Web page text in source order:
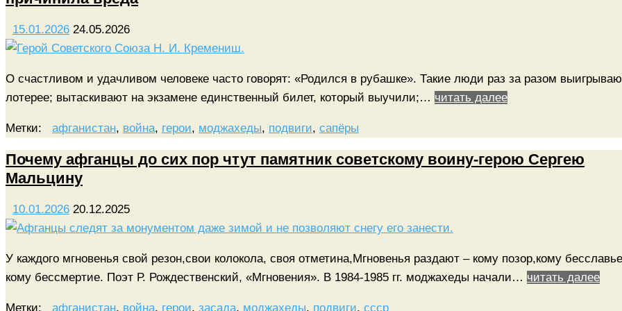
15.01.2026 24.05.2026
О счастливом и удачливом человеке часто говорят: «Родился в рубашке». Такие люди раз за разом
лотерее; вытаскивают на экзамене единственный билет, который выучили;… читать далее
Метки: афганистан, война, герои, моджахеды, подвиги, сапёры
Почему афганцы до сих пор чтут памятник советскому воину-герою Сергею
Мальцину
10.01.2026 20.12.2025
У каждого мгновенья свой резон,свои колокола, своя отметина,Мгновенья раздают – кому позор,кому
кому бессмертие. Поэт Р. Рождественский, «Мгновения». В 1984-1985 гг. моджахеды начали… читать далее
Метки: афганистан, война, герои, засада, моджахеды, подвиги, ссср